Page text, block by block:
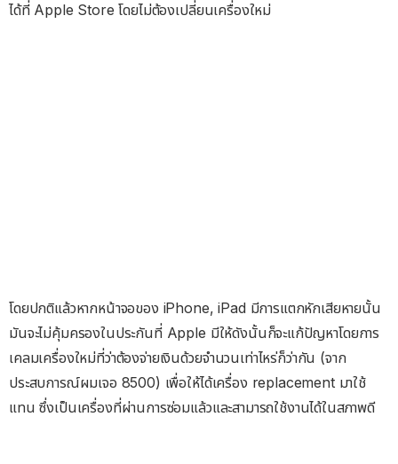
ได้ที่ Apple Store โดยไม่ต้องเปลี่ยนเครื่องใหม่
โดยปกติแล้วหากหน้าจอของ iPhone, iPad มีการแตกหักเสียหายนั้น
มันจะไม่คุ้มครองในประกันที่ Apple มีให้ดังนั้นก็จะแก้ปัญหาโดยการ
เคลมเครื่องใหม่ที่ว่าต้องจ่ายเงินด้วยจำนวนเท่าไหร่ก็ว่ากัน (จาก
ประสบการณ์ผมเจอ 8500) เพื่อให้ได้เครื่อง replacement มาใช้
แทน ซึ่งเป็นเครื่องที่ผ่านการซ่อมแล้วและสามารถใช้งานได้ในสภาพดี